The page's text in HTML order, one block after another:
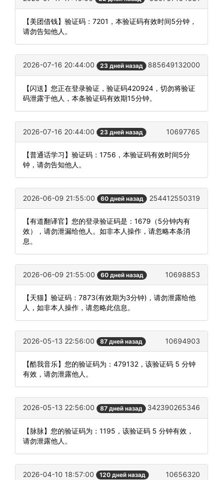
【美团借钱】验证码：7201，本验证码有效时间5分钟，
请勿告知他人。
2026-07-16 20:44:00 23 дней назад 885649132000
【闪送】您正在登录验证，验证码420924，切勿将验证
码泄露于他人，本条验证码有效期15分钟。
2026-07-16 20:44:00 23 дней назад 10697765
【普通话学习】验证码：1756，本验证码有效时间5分
钟，请勿告知他人。
2026-06-09 21:55:00 60 дней назад 254412550319
【有道翻译官】您的登录验证码是：1679（5分钟内有
效），请勿泄漏给他人。如非本人操作，请忽略本条消
息。
2026-06-09 21:55:00 60 дней назад 10698853
【天猫】验证码：7873(有效期为3分钟)，请勿泄露给他
人，如非本人操作，请忽略此信息。
2026-05-13 22:56:00 87 дней назад 10694903
【酷我音乐】您的验证码为：479132，该验证码 5 分钟
有效，请勿泄露他人。
2026-05-13 22:56:00 87 дней назад 342390265346
【脉脉】您的验证码为：1195，该验证码 5 分钟有效，
请勿泄露他人。
2026-04-10 18:57:00 120 дней назад 10656320